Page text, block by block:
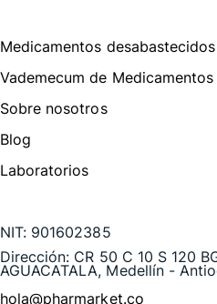
Medicamentos desabastecidos
Vademecum de Medicamentos
Sobre nosotros
Blog
Laboratorios
NIT: 901602385
Dirección: CR 50 C 10 S 120
AGUACATALA, Medellín -
hola@pharmarket.co